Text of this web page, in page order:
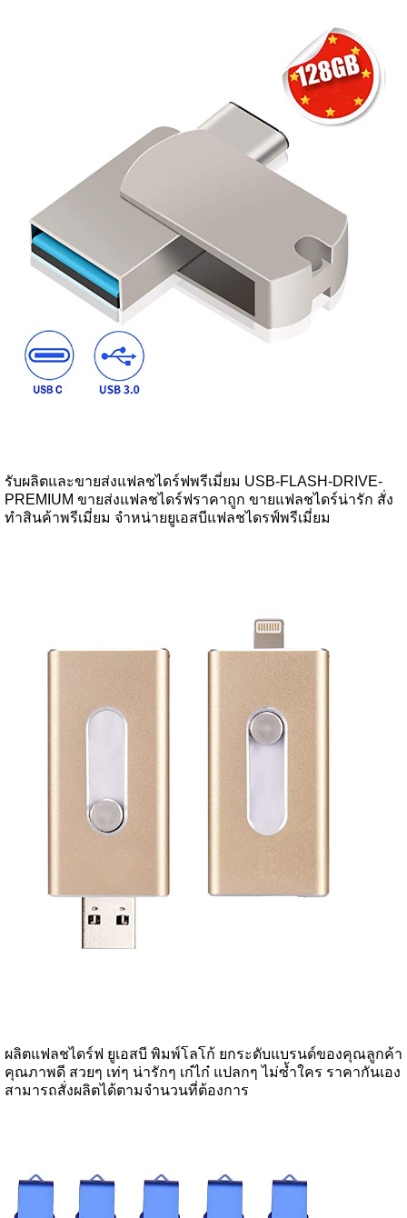
รับผลิตและขายส่งแฟลชไดร์ฟพรีเมี่ยม USB-FLASH-DRIVE-
PREMIUM ขายส่งแฟลชไดร์ฟราคาถูก ขายแฟลชไดร์น่ารัก สั่ง
ทำสินค้าพรีเมี่ยม จำหน่ายยูเอสบีแฟลชไดรฟ์พรีเมี่ยม
ผลิตแฟลชไดร์ฟ ยูเอสบี พิมพ์โลโก้ ยกระดับแบรนด์ของคุณลูกค้า
คุณภาพดี สวยๆ เท่ๆ น่ารักๆ เก๋ไก๋ แปลกๆ ไม่ซ้ำใคร ราคากันเอง
สามารถสั่งผลิตได้ตามจำนวนที่ต้องการ